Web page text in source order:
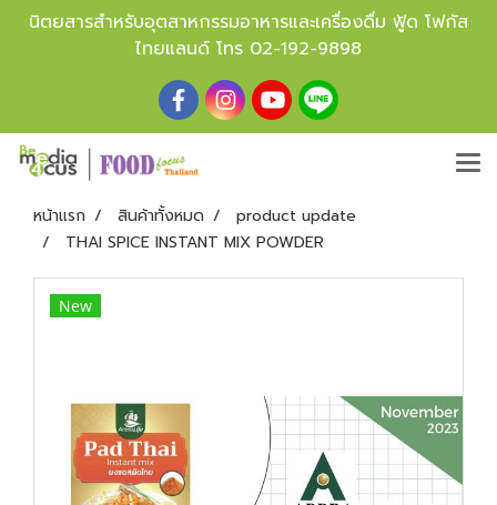
นิตยสารสำหรับอุตสาหกรรมอาหารและเครื่องดื่ม ฟู้ด โฟกัส
ไทยแลนด์ โทร 02-192-9898
หน้าแรก สินค้าทั้งหมด
product update
THAI SPICE INSTANT MIX POWDER
New